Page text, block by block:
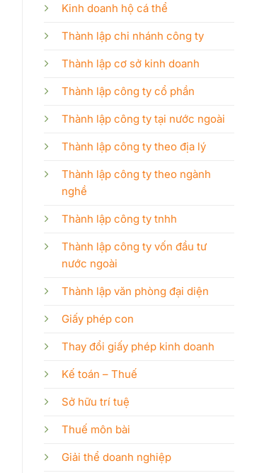
Kinh doanh hộ cá thể
Thành lập chi nhánh công ty
Thành lập cơ sở kinh doanh
Thành lập công ty cổ phần
Thành lập công ty tại nước ngoài
Thành lập công ty theo địa lý
Thành lập công ty theo ngành
nghề
Thành lập công ty tnhh
Thành lập công ty vốn đầu tư
nước ngoài
Thành lập văn phòng đại diện
Giấy phép con
Thay đổi giấy phép kinh doanh
Kế toán – Thuế
Sở hữu trí tuệ
Thuế môn bài
Giải thể doanh nghiệp